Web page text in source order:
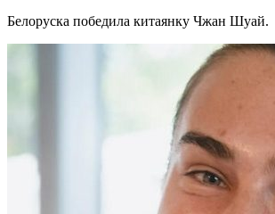
Белоруска победила китаянку Чжан Шуай.